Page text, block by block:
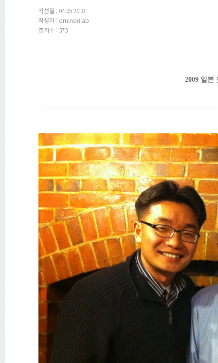
작성일 : 04.05 2018
작성자 : omlnorilab
조회수 : 373
2009 일본